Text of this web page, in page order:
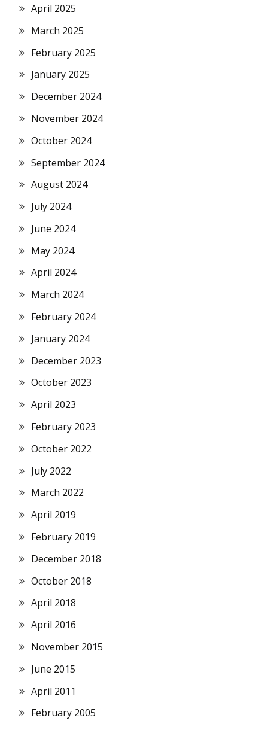
April 2025
March 2025
February 2025
January 2025
December 2024
November 2024
October 2024
September 2024
August 2024
July 2024
June 2024
May 2024
April 2024
March 2024
February 2024
January 2024
December 2023
October 2023
April 2023
February 2023
October 2022
July 2022
March 2022
April 2019
February 2019
December 2018
October 2018
April 2018
April 2016
November 2015
June 2015
April 2011
February 2005